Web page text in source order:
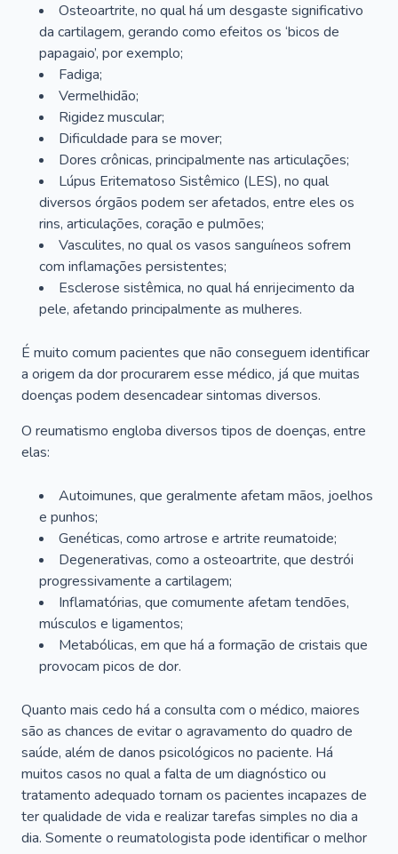
Osteoartrite, no qual há um desgaste significativo
da cartilagem, gerando como efeitos os ‘bicos de
papagaio’, por exemplo;
Fadiga;
Vermelhidão;
Rigidez muscular;
Dificuldade para se mover;
Dores crônicas, principalmente nas articulações;
Lúpus Eritematoso Sistêmico (LES), no qual
diversos órgãos podem ser afetados, entre eles os
rins, articulações, coração e pulmões;
Vasculites, no qual os vasos sanguíneos sofrem
com inflamações persistentes;
Esclerose sistêmica, no qual há enrijecimento da
pele, afetando principalmente as mulheres.
É muito comum pacientes que não conseguem identificar
a origem da dor procurarem esse médico, já que muitas
doenças podem desencadear sintomas diversos.
O reumatismo engloba diversos tipos de doenças, entre
elas:
Autoimunes, que geralmente afetam mãos, joelhos
e punhos;
Genéticas, como artrose e artrite reumatoide;
Degenerativas, como a osteoartrite, que destrói
progressivamente a cartilagem;
Inflamatórias, que comumente afetam tendões,
músculos e ligamentos;
Metabólicas, em que há a formação de cristais que
provocam picos de dor.
Quanto mais cedo há a consulta com o médico, maiores
são as chances de evitar o agravamento do quadro de
saúde, além de danos psicológicos no paciente. Há
muitos casos no qual a falta de um diagnóstico ou
tratamento adequado tornam os pacientes incapazes de
ter qualidade de vida e realizar tarefas simples no dia a
dia. Somente o reumatologista pode identificar o melhor